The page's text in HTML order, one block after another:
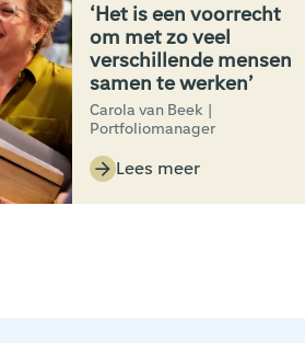
‘Het is een voorrecht
om met zo veel
verschillende mensen
samen te werken’
Carola van Beek |
Portfoliomanager
Lees meer